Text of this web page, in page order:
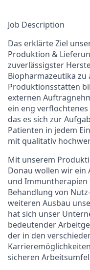
Job Description
Das erklärte Ziel
Produktion &
zuverlässigster
Biopharmazeutika zu
Produktionsstätten
externen
ein eng
das es sich zur
Patienten in jedem
mit qualitativ
Mit unserem
Donau wollen wir
und Immuntherapien
Behandlung von
weiteren Ausbau
hat sich unser
bedeutender
der in den
sicheren